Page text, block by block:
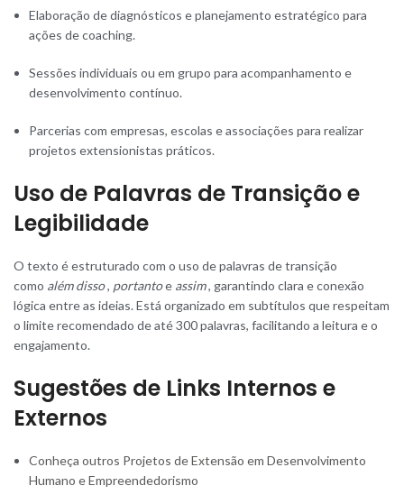
Elaboração de diagnósticos e planejamento estratégico para
ações de coaching.
Sessões individuais ou em grupo para acompanhamento e
desenvolvimento contínuo.
Parcerias com empresas, escolas e associações para realizar
projetos extensionistas práticos.
Uso de Palavras de Transição e
Legibilidade
O texto é estruturado com o uso de palavras de transição
como além disso, portantoe assim, garantindo clara e conexão
lógica entre as ideias. Está organizado em subtítulos que respeitam
o limite recomendado de até 300 palavras, facilitando a leitura e o
engajamento.
Sugestões de Links Internos e
Externos
Conheça outros Projetos de Extensão em Desenvolvimento
Humano e Empreendedorismo